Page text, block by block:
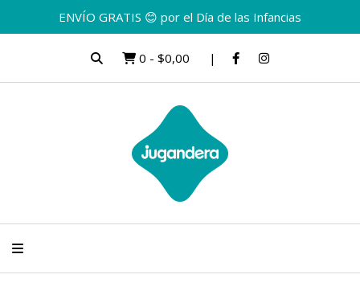
ENVÍO GRATIS 😊 por el Día de las Infancias
0 - $0,00